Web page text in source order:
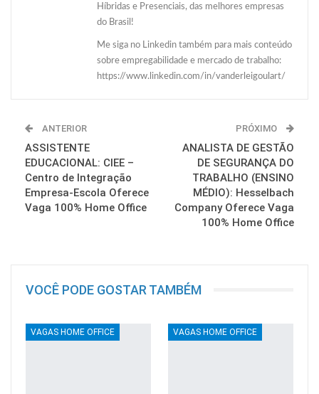
Híbridas e Presenciais, das melhores empresas
do Brasil!
Me siga no Linkedin também para mais conteúdo
sobre empregabilidade e mercado de trabalho:
https://www.linkedin.com/in/vanderleigoulart/
ANTERIOR
ASSISTENTE
EDUCACIONAL: CIEE –
Centro de Integração
Empresa-Escola Oferece
Vaga 100% Home Office
PRÓXIMO
ANALISTA DE GESTÃO
DE SEGURANÇA DO
TRABALHO (ENSINO
MÉDIO): Hesselbach
Company Oferece Vaga
100% Home Office
VOCÊ PODE GOSTAR TAMBÉM
VAGAS HOME OFFICE VAGAS HOME OFFICE